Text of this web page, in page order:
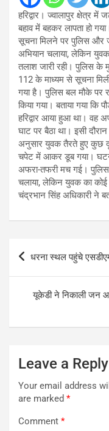
हरिद्वार। ज्वालापुर क्षेत्र
बहाव में बहकर लापता हो
सूचना मिलने पर पुलिस और
अभियान चलाया, लेकिन
तलाश जारी रही। पुलिस के
112 के माध्यम से सूचना
गया है। पुलिस बल मौके पर
किया गया। बताया गया कि
हरिद्वार आया हुआ था। वह
घाट पर बैठा था। इसी
अनुसार युवक तैरते हुए कुछ
चपेट में आकर डूब गया।
अफरा-तफरी मच गई।
चलाया, लेकिन युवक का कोई
चंद्रभान सिंह अधिकारी ने
Post
navigation
धरना स्थल पहुंचे
यूकेडी ने निकाली जन
Leave a Reply
Your email address
are marked *
Comment *